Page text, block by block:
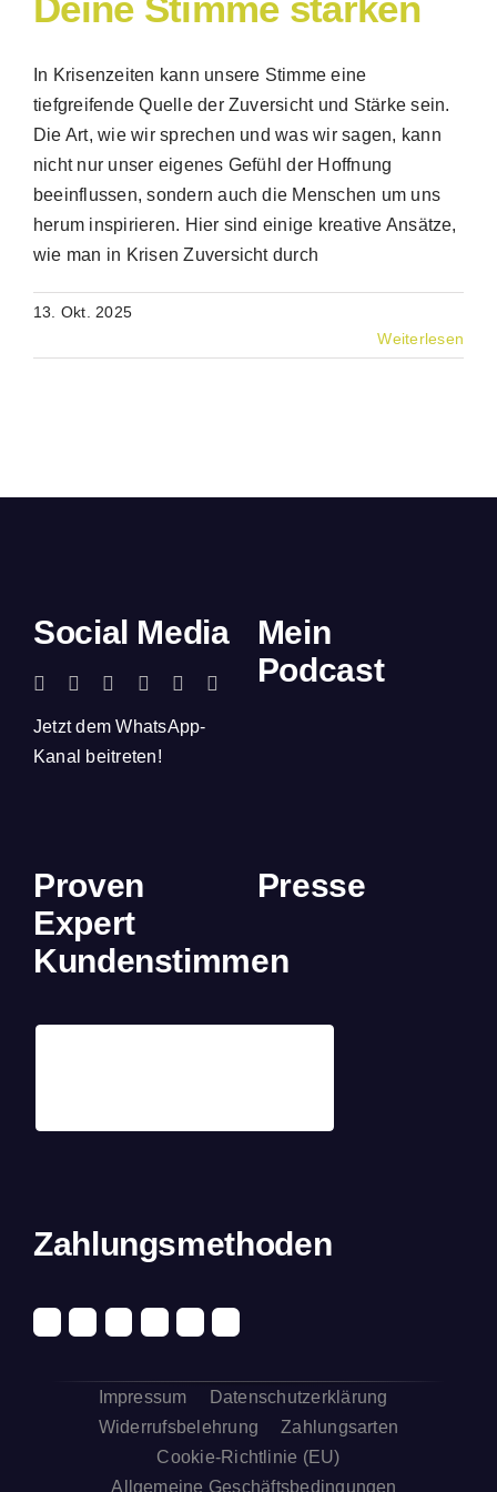
In Krisenzeiten kann unsere Stimme eine
tiefgreifende Quelle der Zuversicht und Stärke sein.
Die Art, wie wir sprechen und was wir sagen, kann
nicht nur unser eigenes Gefühl der Hoffnung
beeinflussen, sondern auch die Menschen um uns
herum inspirieren. Hier sind einige kreative Ansätze,
wie man in Krisen Zuversicht durch
13. Okt. 2025
Weiterlesen
Social Media
Jetzt dem WhatsApp-
Kanal beitreten!
Mein
Podcast
Proven
Expert
Kundenstimmen
Presse
Zahlungsmethoden
Impressum
Datenschutzerklärung
Widerrufsbelehrung
Zahlungsarten
Cookie-Richtlinie (EU)
Allgemeine Geschäftsbedingungen